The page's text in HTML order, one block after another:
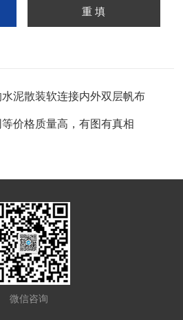
泥散装软连接内外双层帆布
价格质量高，有图有真相
微信咨询